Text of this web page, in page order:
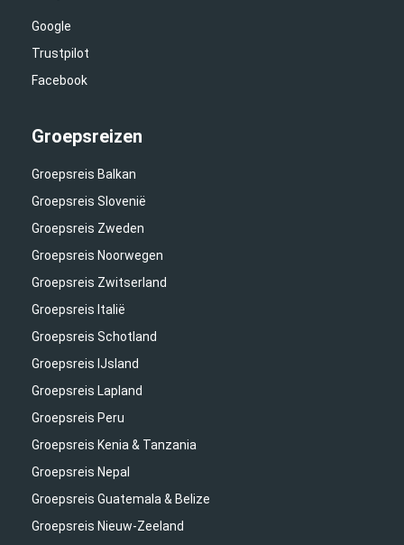
Google
Trustpilot
Facebook
Groepsreizen
Groepsreis Balkan
Groepsreis Slovenië
Groepsreis Zweden
Groepsreis Noorwegen
Groepsreis Zwitserland
Groepsreis Italië
Groepsreis Schotland
Groepsreis IJsland
Groepsreis Lapland
Groepsreis Peru
Groepsreis Kenia & Tanzania
Groepsreis Nepal
Groepsreis Guatemala & Belize
Groepsreis Nieuw-Zeeland